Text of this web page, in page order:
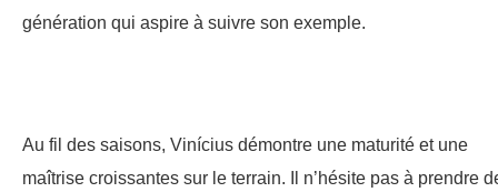
génération qui aspire à suivre son exemple.
Au fil des saisons, Vinícius démontre une maturité et une
maîtrise croissantes sur le terrain. Il n’hésite pas à prendre